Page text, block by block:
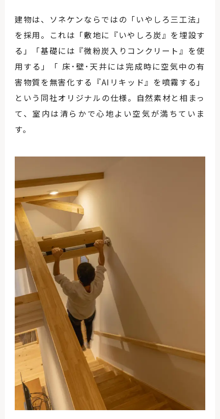
建物は、ソネケンならではの「いやしろ三工法」
を採用。これは「敷地に『いやしろ炭』を埋設す
る」「基礎には『微粉炭入りコンクリート』を使
用する」「 床･壁･天井には完成時に空気中の有
害物質を無害化する『AIリキッド』を噴霧する」
という同社オリジナルの仕様。自然素材と相まっ
て、室内は清らかで心地よい空気が満ちていま
す。